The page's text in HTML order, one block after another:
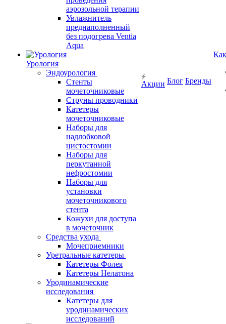
аэрозольной терапии
Увлажнитель
преднаполненный
без подогрева Ventia
Aqua
Урология
Эндоурология
Стенты
мочеточниковые
Струны проводники
Катетеры
мочеточниковые
Наборы для
надлобковой
цистостомии
Наборы для
перкутанной
нефростомии
Наборы для
установки
мочеточникового
стента
Кожухи для доступа
в мочеточник
Средства ухода
Мочеприемники
Уретральные катетеры
Катетеры Фолея
Катетеры Нелатона
Уродинамические
исследования
Катетеры для
уродинамических
исследований
Акции Блог Бренды